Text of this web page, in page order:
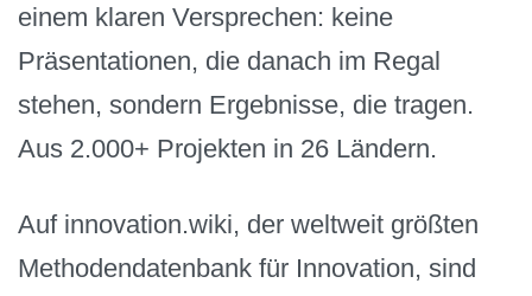
einem klaren Versprechen: keine
Präsentationen, die danach im Regal
stehen, sondern Ergebnisse, die tragen.
Aus 2.000+ Projekten in 26 Ländern.
Auf innovation.wiki, der weltweit größten
Methodendatenbank für Innovation, sind